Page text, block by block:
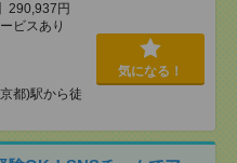
290,937円
ビスあり
都)駅から徒
気になる！